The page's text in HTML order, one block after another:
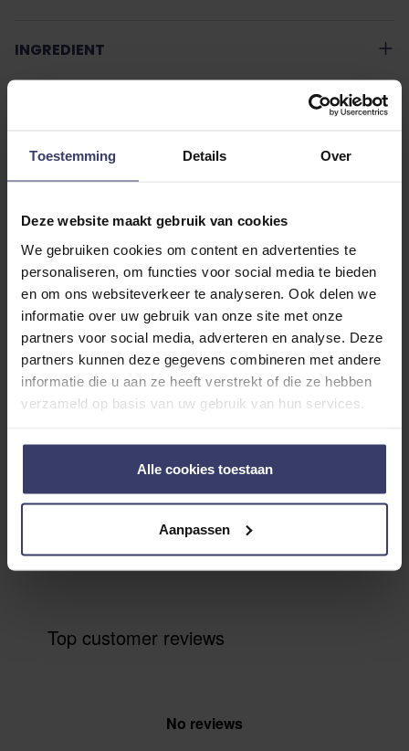
Toestemming Details Over
Deze website maakt gebruik van cookies
We gebruiken cookies om content en advertenties te
personaliseren, om functies voor social media te bieden
en om ons websiteverkeer te analyseren. Ook delen we
informatie over uw gebruik van onze site met onze
partners voor social media, adverteren en analyse. Deze
partners kunnen deze gegevens combineren met andere
informatie die u aan ze heeft verstrekt of die ze hebben
verzameld op basis van uw gebruik van hun services.
Alle cookies toestaan
Aanpassen
INGREDIENT
INFORMATIONS COMPLÉMENTAIRES
Avis des clients
0 0 reviews
More info
Share your thoughts
with other customers
Top customer reviews
No reviews